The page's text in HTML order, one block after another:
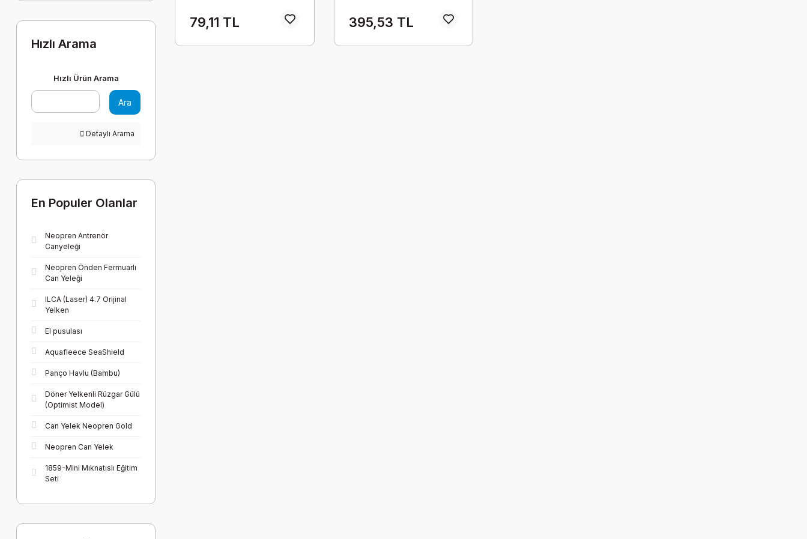
Hızlı Arama
Hızlı Ürün Arama
Ara
Detaylı Arama
En Populer Olanlar
Neopren Antrenör
Canyeleği
Neopren Önden Fermuarlı
Can Yeleği
ILCA (Laser) 4.7 Orijinal
Yelken
El pusulası
Aquafleece SeaShield
Panço Havlu (Bambu)
Döner Yelkenli Rüzgar Gülü
(Optimist Model)
Can Yelek Neopren Gold
Neopren Can Yelek
1859-Mini Mıknatıslı Eğitim
Seti
79,11 TL 395,53 TL